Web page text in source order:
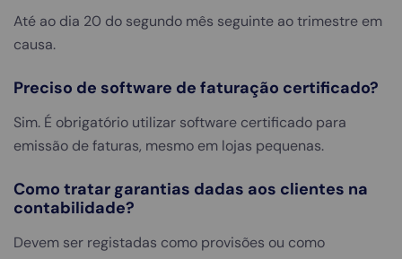
Até ao dia 20 do segundo mês seguinte ao trimestre em
causa.
Preciso de software de faturação certificado?
Sim. É obrigatório utilizar software certificado para
emissão de faturas, mesmo em lojas pequenas.
Como tratar garantias dadas aos clientes na
contabilidade?
Devem ser registadas como provisões ou como